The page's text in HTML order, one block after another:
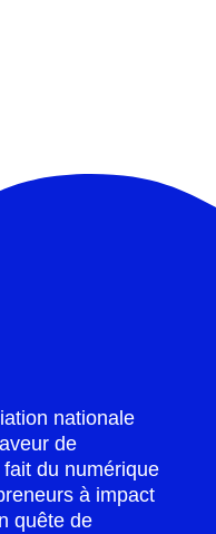
nationale
de
fait du numérique
à impact
quête de